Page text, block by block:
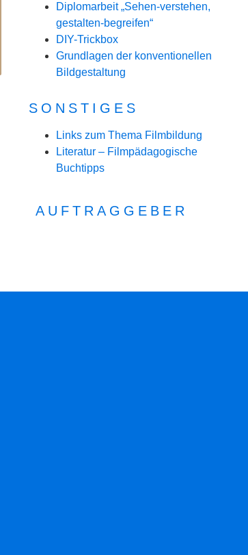
Diplomarbeit „Sehen-verstehen,
gestalten-begreifen“
DIY-Trickbox
Grundlagen der konventionellen
Bildgestaltung
SONSTIGES
Links zum Thema Filmbildung
Literatur – Filmpädagogische
Buchtipps
AUFTRAGGEBER